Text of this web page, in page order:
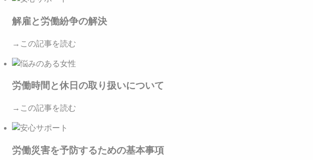
解雇と労働紛争の解決
→この記事を読む
労働時間と休日の取り扱いについて
→この記事を読む
労働災害を予防するための基本事項